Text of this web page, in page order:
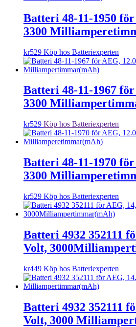
Batteri 48-11-1950
3300
kr529 Köp hos Batteriexperten
Batteri 48-11-1967
3300
kr529 Köp hos Batteriexperten
Batteri 48-11-1970
3300
kr529 Köp hos Batteriexperten
Batteri 4932 352111
Volt,
kr449 Köp hos Batteriexperten
Batteri 4932 352111
Volt, 3000